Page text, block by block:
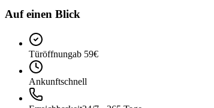
Auf einen Blick
Türöffnungab 59€
Ankunftschnell